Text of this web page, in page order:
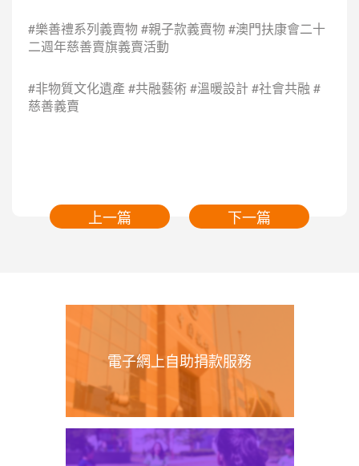
#樂善禮系列義賣物 #親子款義賣物 #澳門扶康會二十
二週年慈善賣旗義賣活動
#非物質文化遺產 #共融藝術 #溫暖設計 #社會共融 #
慈善義賣
上一篇 下一篇
電子網上自助捐款服務